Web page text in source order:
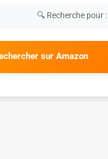
🔍 Recherche pour :
sur Amazon